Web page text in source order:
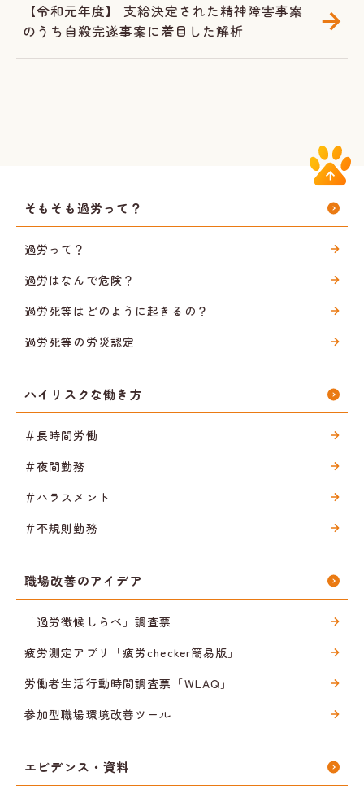
【令和元年度】 支給決定された精神障害事案
のうち自殺完遂事案に着目した解析
そもそも過労って？
過労って？
過労はなんで危険？
過労死等はどのように起きるの？
過労死等の労災認定
ハイリスクな働き方
＃長時間労働
＃夜間勤務
＃ハラスメント
＃不規則勤務
職場改善のアイデア
「過労徴候しらべ」調査票
疲労測定アプリ「疲労checker簡易版」
労働者生活行動時間調査票「WLAQ」
参加型職場環境改善ツール
エビデンス・資料